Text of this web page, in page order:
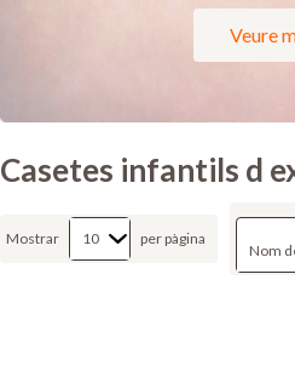
Veure
Casetes infantils d
Mostrar per pàgina